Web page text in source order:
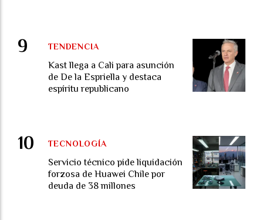
Kast llega a Cali para asunción
de De la Espriella y destaca
espíritu republicano
TENDENCIA
Servicio técnico pide liquidación
forzosa de Huawei Chile por
deuda de 38 millones
TECNOLOGÍA